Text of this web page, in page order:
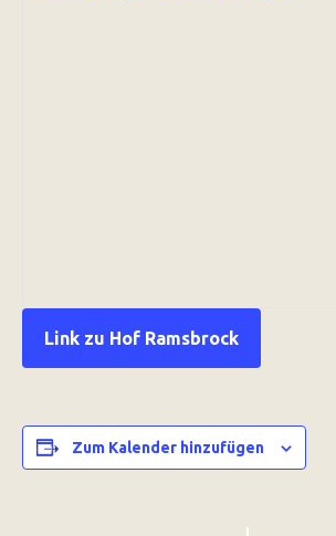
Link zu Hof Ramsbrock
Zum Kalender hinzufügen